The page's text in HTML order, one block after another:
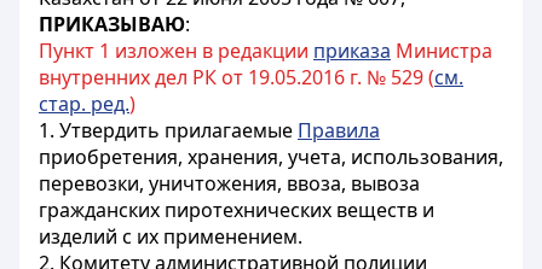
ПРИКАЗЫВАЮ:
Пункт 1 изложен в редакции приказа Министра
внутренних дел РК от 19.05.2016 г. № 529 (см.
стар. ред.)
1. Утвердить прилагаемые Правила
приобретения, хранения, учета, использования,
перевозки, уничтожения, ввоза, вывоза
гражданских пиротехнических веществ и
изделий с их применением.
2. Комитету административной полиции